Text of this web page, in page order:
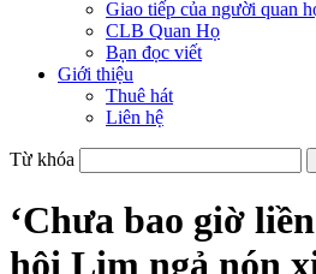
Giao tiếp của người quan
CLB Quan Họ
Bạn đọc viết
Giới thiệu
Thuê hát
Liên hệ
Từ khóa
‘Chưa bao giờ
hội Lim ngả nón